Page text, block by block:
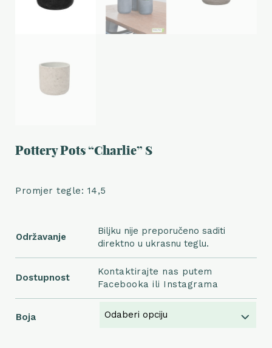
Pottery Pots “Charlie” S
Promjer tegle: 14,5
Održavanje
Biljku nije preporučeno saditi
direktno u ukrasnu teglu.
Dostupnost
Kontaktirajte nas putem
Facebooka ili Instagrama
Boja